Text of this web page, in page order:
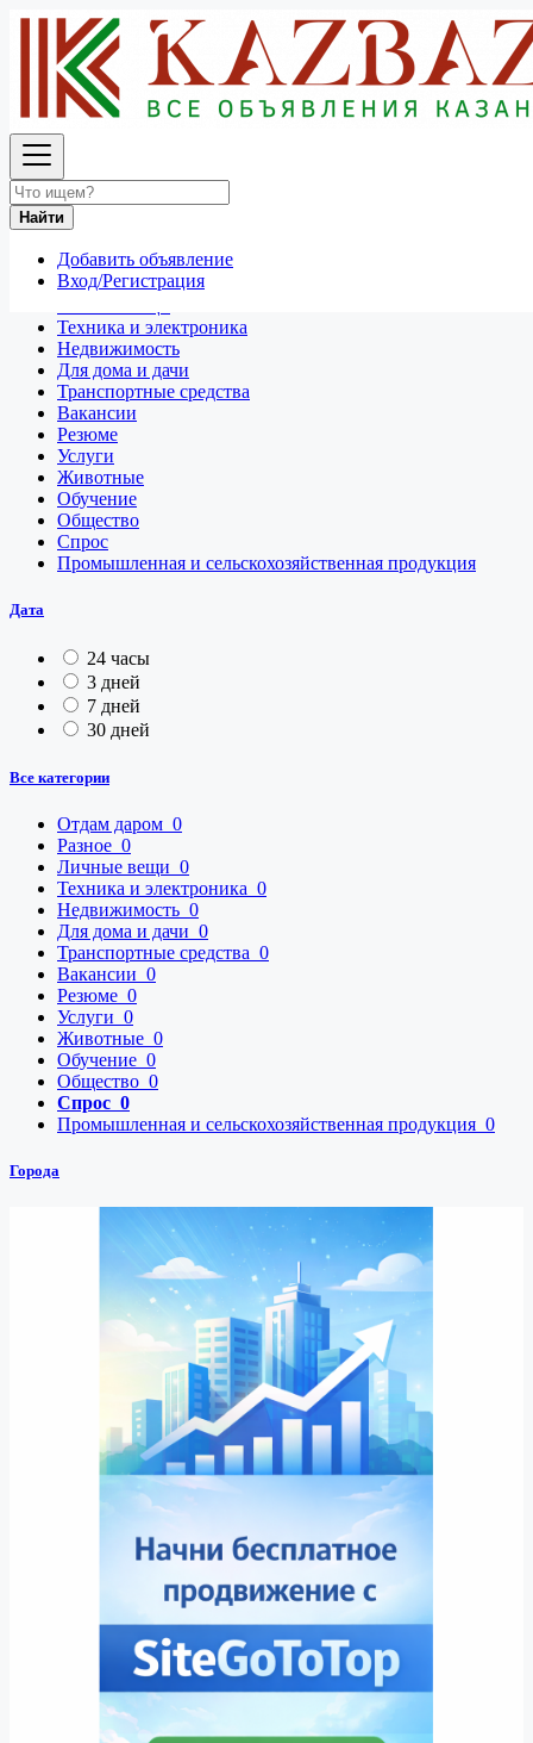
Найти
Добавить объявление
Вход/Регистрация
Спрос
Нужны строители
Все объявления в 50 км around Волжский
Отдам даром
Разное
Техника и электроника
Недвижимость
Для дома и дачи
Транспортные средства
Вакансии
Резюме
Услуги
Животные
Обучение
Общество
Спрос
Промышленная и сельскохозяйственная продукция
Дата
24 часы
3 дней
7 дней
30 дней
Все категории
Отдам даром 0
Разное 0
Личные вещи 0
Техника и электроника 0
Недвижимость 0
Для дома и дачи 0
Транспортные средства 0
Вакансии 0
Резюме 0
Услуги 0
Животные 0
Обучение 0
Общество 0
Спрос 0
Промышленная и сельскохозяйственная продукция 0
Города